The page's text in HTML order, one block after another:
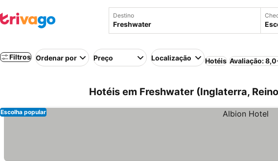
Destino
Filtros Ordenar por Preço Localização Hotéis Avaliação:
Hotéis em Freshwater (Inglaterra,
Escolha popular